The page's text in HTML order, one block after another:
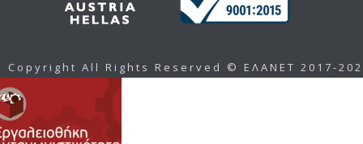
Copyright All Rights Reserved © ΕΛΑΝΕΤ 2017-